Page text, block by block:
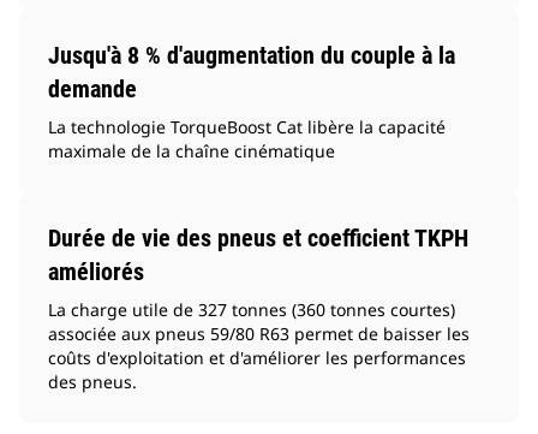
Jusqu'à 8 % d'augmentation du couple à la
demande
La technologie TorqueBoost Cat libère la capacité
maximale de la chaîne cinématique
Durée de vie des pneus et coefficient TKPH
améliorés
La charge utile de 327 tonnes (360 tonnes courtes)
associée aux pneus 59/80 R63 permet de baisser les
coûts d'exploitation et d'améliorer les performances
des pneus.